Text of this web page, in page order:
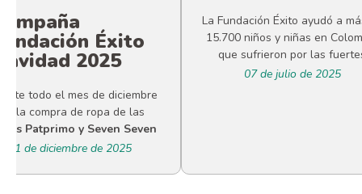
Éxito
2025
todo el mes de diciembre
la compra de ropa de las
Patprimo y Seven Seven
11 de diciembre de 2025
La Fundación Éxito ayudó a
15.700 niños y niñas en
que sufrieron por las
07 de julio de 2025